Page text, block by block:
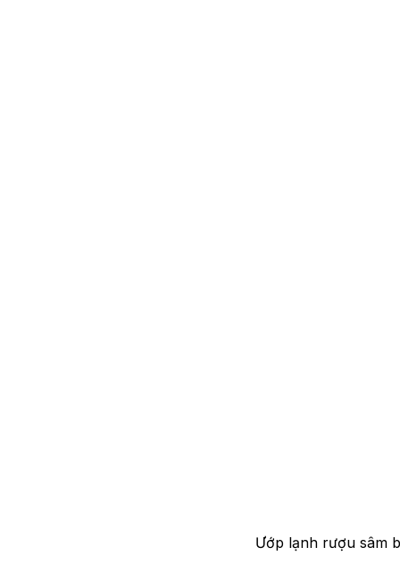
Ướp lạnh rượu sâm